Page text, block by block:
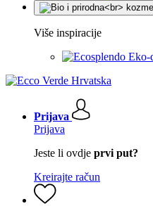
Više inspiracije
Eko-
Prijava
Prijava
Jeste li ovdje prvi put?
Kreirajte račun